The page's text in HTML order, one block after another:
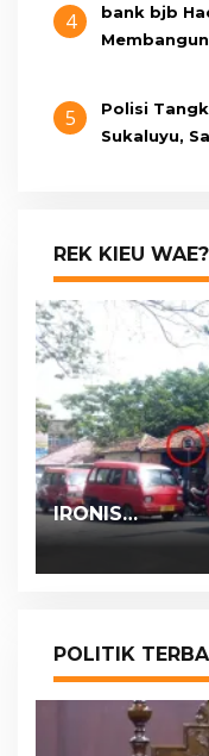
4
bank bjb
5
Polisi
Sukaluyu,
REK KIEU WAE?
IRONIS…
POLITIK